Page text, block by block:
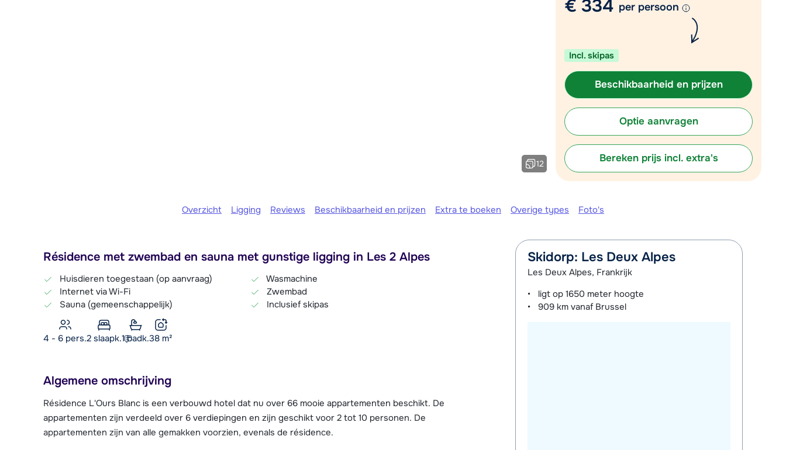
Vul het contactformulier in
We zijn er vandaag tot 17:30 uur.
12
€ 334 per persoon
Incl. skipas
Beschikbaarheid en prijzen
Optie aanvragen
Bereken prijs incl. extra's
Overzicht Ligging Reviews Beschikbaarheid en prijzen Extra te boeken Overige types Foto's
Résidence met zwembad en sauna met gunstige ligging in Les 2 Alpes
Huisdieren toegestaan (op aanvraag)
Internet via Wi-Fi
Sauna (gemeenschappelijk)
Wasmachine
Zwembad
Inclusief skipas
4 - 6 pers.2 slaapk.1 badk.38 m²
Algemene omschrijving
Résidence L'Ours Blanc is een verbouwd hotel dat nu over 66 mooie appartementen beschikt. De
appartementen zijn verdeeld over 6 verdiepingen en zijn geschikt voor 2 tot 10 personen. De
appartementen zijn van alle gemakken voorzien, evenals de résidence.
Skidorp: Les Deux Alpes
Les Deux Alpes, Frankrijk
ligt op1650 meter hoogte
909 km vanaf Brussel